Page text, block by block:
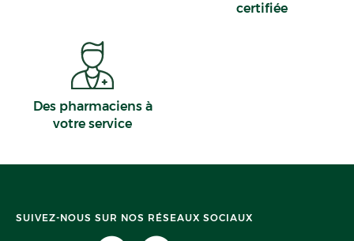
certifiée
Des pharmaciens à
votre service
SUIVEZ-NOUS SUR NOS RÉSEAUX SOCIAUX